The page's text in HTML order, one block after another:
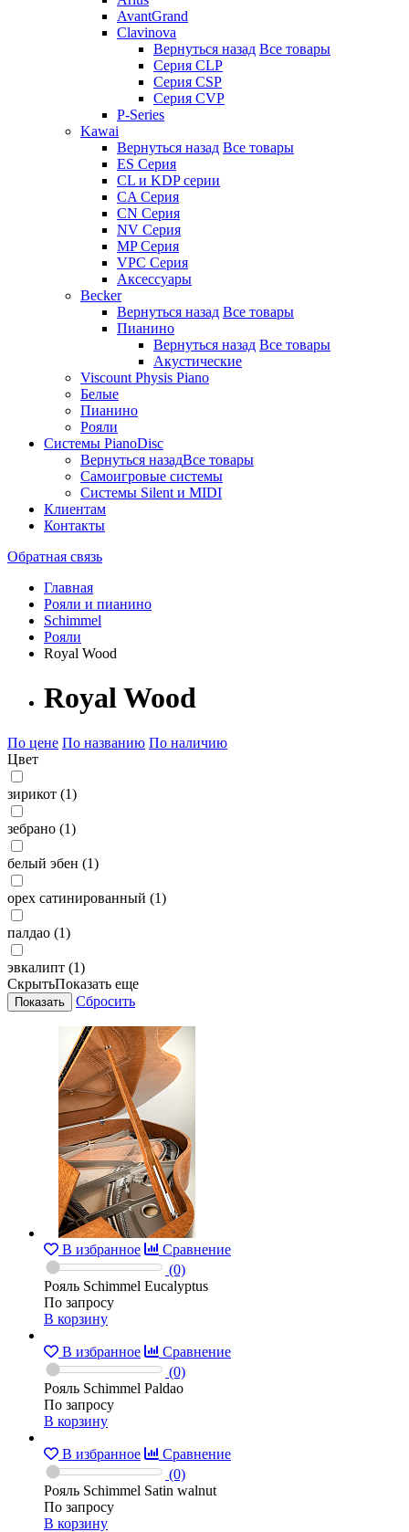
AvantGrand
Clavinova
Вернуться назад Все товары
Серия CLP
Серия CSP
Серия CVP
P-Series
Kawai
Вернуться назад Все товары
ES Серия
CL и KDP серии
CA Серия
CN Серия
NV Серия
MP Серия
VPC Серия
Аксессуары
Becker
Вернуться назад Все товары
Пианино
Вернуться назад Все товары
Акустические
Viscount Physis Piano
Белые
Пианино
Рояли
Системы PianoDisc
Вернуться назадВсе товары
Самоигровые системы
Системы Silent и MIDI
Клиентам
Контакты
Обратная связь
Главная
Рояли и пианино
Schimmel
Рояли
Royal Wood
Royal Wood
По цене По названию По наличию
Цвет
зирикот (1)
зебрано (1)
белый эбен (1)
орех сатинированный (1)
палдао (1)
эвкалипт (1)
СкрытьПоказать еще
Сбросить
В избранное
Сравнение
(0)
Рояль Schimmel Eucalyptus
По запросу
В корзину
В избранное
Сравнение
(0)
Рояль Schimmel Paldao
По запросу
В корзину
В избранное
Сравнение
(0)
Рояль Schimmel Satin walnut
По запросу
В корзину